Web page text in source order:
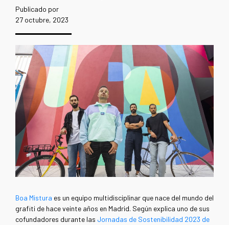
Publicado por
27 octubre, 2023
Boa Mistura es un equipo multidisciplinar que nace del mundo del
grafiti de hace veinte años en Madrid. Según explica uno de sus
cofundadores durante las Jornadas de Sostenibilidad 2023 de